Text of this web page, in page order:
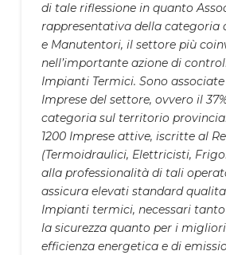
di tale riflessione in quanto
rappresentativa della categoria
e Manutentori, il settore più
nell’importante azione di
Impianti Termici. Sono
Imprese del settore, ovvero il
categoria sul territorio
1200 Imprese attive, iscritte al
(Termoidraulici, Elettricisti,
alla professionalità di tali
assicura elevati standard
Impianti termici, necessari
la sicurezza quanto per i
efficienza energetica e di